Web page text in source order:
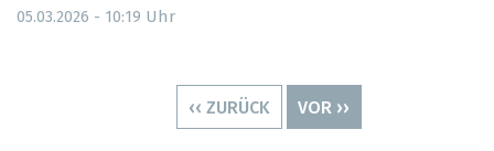
05.03.2026 - 10:19 Uhr
VORHERIGE
‹‹ ZURÜCK
NÄCHSTE
VOR ››